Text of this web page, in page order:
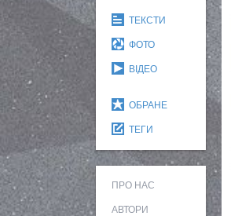
ТЕКСТИ
ФОТО
ВІДЕО
ОБРАНЕ
ТЕГИ
ПРО НАС
АВТОРИ